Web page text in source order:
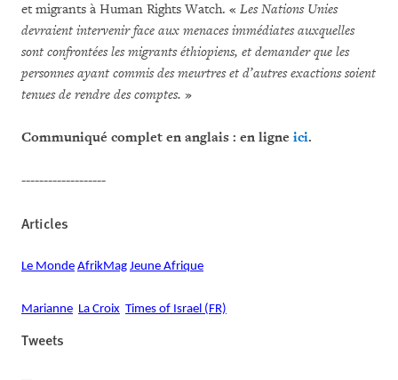
et migrants à Human Rights Watch. « Les Nations Unies
devraient intervenir face aux menaces immédiates auxquelles
sont confrontées les migrants éthiopiens, et demander que les
personnes ayant commis des meurtres et d’autres exactions soient
tenues de rendre des comptes. »
Communiqué complet en anglais : en ligne ici.
-------------------
Articles
Le Monde AfrikMag Jeune Afrique
Marianne La Croix Times of Israel (FR)
Tweets